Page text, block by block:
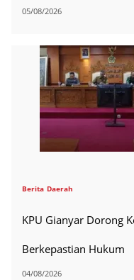
05/08/2026
Berita Daerah
KPU Gianyar Dorong
Berkepastian Hukum
04/08/2026